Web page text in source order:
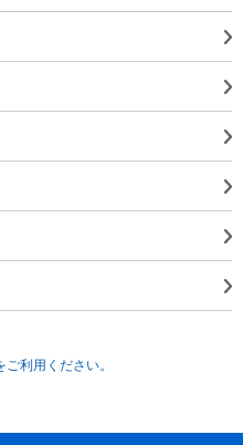
利用ください。